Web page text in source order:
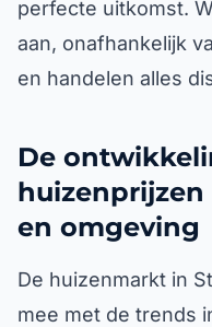
perfecte uitkomst.
aan, onafhankelijk
en handelen alles
De
en omgeving
De huizenmarkt in
mee met de trends